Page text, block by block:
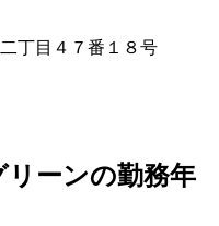
丁目４７番１８号
ーンの勤務年